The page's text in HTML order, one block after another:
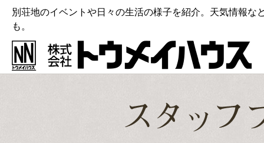
別荘地のイベントや日々の生活の様子を紹介。天気情報な
も。